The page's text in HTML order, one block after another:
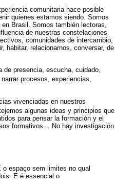
comunitaria hace posible
quienes estamos siendo. Somos
Brasil. Somos también lectoras,
de nuestras constelaciones
comunidades de intercambio,
habitar, relacionarnos, conversar, de
de presencia, escucha, cuidado,
procesos, experiencias,
vivenciadas en nuestros
algunas ideas y principios que
para pensar la formación y el
formativos… No hay investigación
o espaço sem limites no qual
E é essencial o